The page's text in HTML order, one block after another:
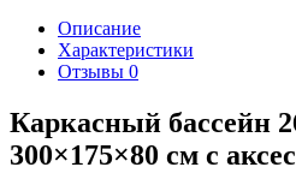
Описание
Характеристики
Отзывы 0
Каркасный бассейн
300×175×80 см с